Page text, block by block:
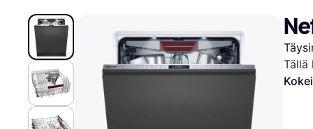
Gigantti
H&M
Peten
WoltTällä